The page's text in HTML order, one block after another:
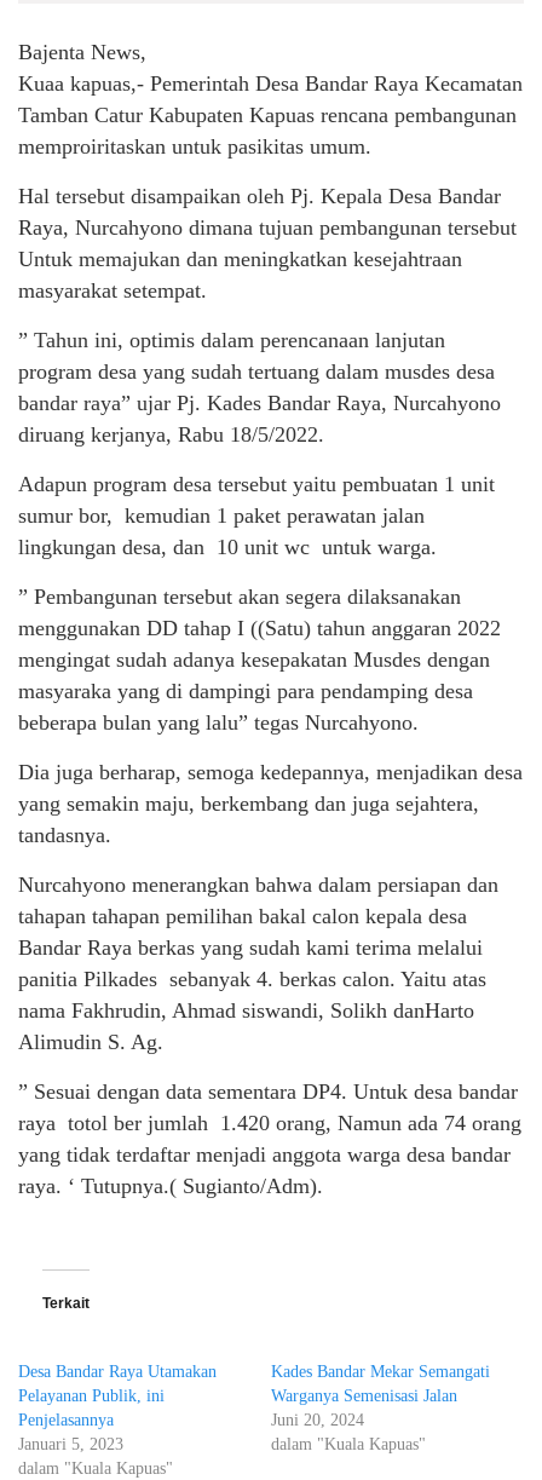
Bajenta News,
Kuaa kapuas,- Pemerintah Desa Bandar Raya Kecamatan
Tamban Catur Kabupaten Kapuas rencana pembangunan
memproiritaskan untuk pasikitas umum.
Hal tersebut disampaikan oleh Pj. Kepala Desa Bandar
Raya, Nurcahyono dimana tujuan pembangunan tersebut
Untuk memajukan dan meningkatkan kesejahtraan
masyarakat setempat.
” Tahun ini, optimis dalam perencanaan lanjutan
program desa yang sudah tertuang dalam musdes desa
bandar raya” ujar Pj. Kades Bandar Raya, Nurcahyono
diruang kerjanya, Rabu 18/5/2022.
Adapun program desa tersebut yaitu pembuatan 1 unit
sumur bor, kemudian 1 paket perawatan jalan
lingkungan desa, dan 10 unit wc untuk warga.
” Pembangunan tersebut akan segera dilaksanakan
menggunakan DD tahap I ((Satu) tahun anggaran 2022
mengingat sudah adanya kesepakatan Musdes dengan
masyaraka yang di dampingi para pendamping desa
beberapa bulan yang lalu” tegas Nurcahyono.
Dia juga berharap, semoga kedepannya, menjadikan desa
yang semakin maju, berkembang dan juga sejahtera,
tandasnya.
Nurcahyono menerangkan bahwa dalam persiapan dan
tahapan tahapan pemilihan bakal calon kepala desa
Bandar Raya berkas yang sudah kami terima melalui
panitia Pilkades sebanyak 4. berkas calon. Yaitu atas
nama Fakhrudin, Ahmad siswandi, Solikh danHarto
Alimudin S. Ag.
” Sesuai dengan data sementara DP4. Untuk desa bandar
raya totol ber jumlah 1.420 orang, Namun ada 74 orang
yang tidak terdaftar menjadi anggota warga desa bandar
raya. ‘ Tutupnya.( Sugianto/Adm).
Terkait
Desa Bandar Raya Utamakan
Pelayanan Publik, ini
Penjelasannya
Januari 5, 2023
dalam "Kuala Kapuas"
Kades Bandar Mekar Semangati
Warganya Semenisasi Jalan
Juni 20, 2024
dalam "Kuala Kapuas"